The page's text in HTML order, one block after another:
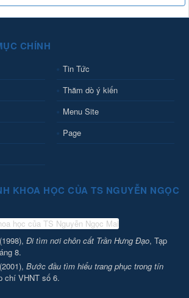
CHÍNH
Tin Tức
Thăm dò ý kiến
Menu Site
Page
KHOA HỌC CỦA TS NGUYỄN NGỌC
Đi tìm nơi chôn cất Trần Hưng Đạo, Tạp
8.
Bước đầu tìm hiểu trang phục trong tín
chí VHNT số 6.